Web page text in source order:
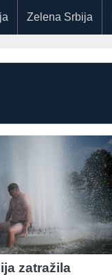
Zelena Srbija
zatražila